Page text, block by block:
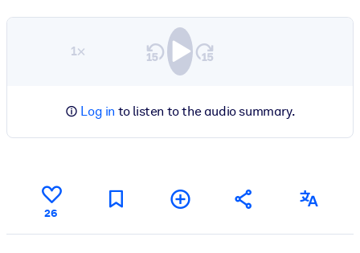
1×
Log in to listen to the audio summary.
26